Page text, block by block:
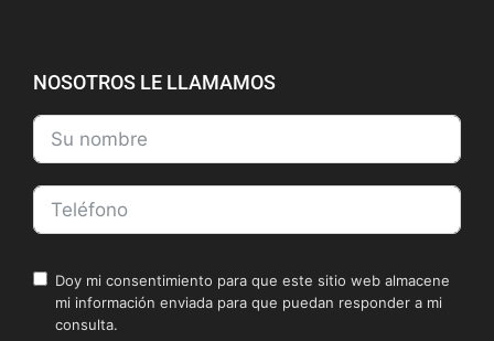
NOSOTROS LE LLAMAMOS
Doy mi consentimiento para que este sitio web almacene
mi información enviada para que puedan responder a mi
consulta.